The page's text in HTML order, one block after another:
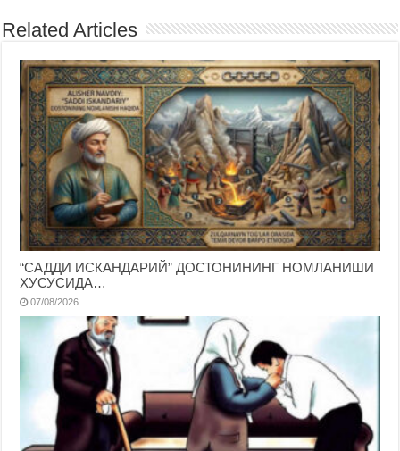
Related Articles
“САДДИ ИСКАНДАРИЙ” ДОСТОНИНИНГ НОМЛАНИШИ
ХУСУСИДА…
07/08/2026